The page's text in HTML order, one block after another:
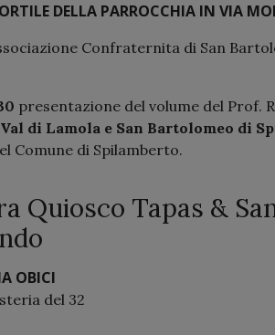
DELLA PARROCCHIA IN VIA
Confraternita di San
presentazione del volume del Prof.
di Lamola e San Bartolomeo di
Comune di Spilamberto.
Quiosco Tapas &
OBICI
del 32